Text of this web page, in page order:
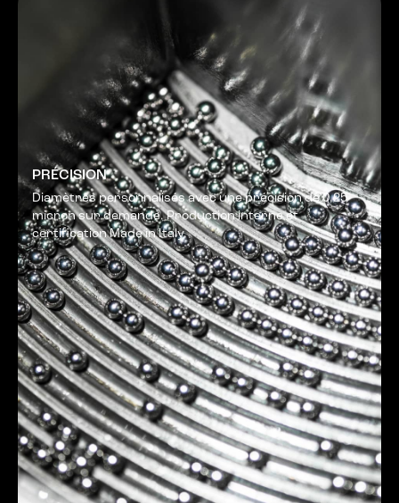
PRÉCISION
Diamètres personnalisés avec une précision de 0,25
micron sur demande. Production interne et
certification Made in Italy.